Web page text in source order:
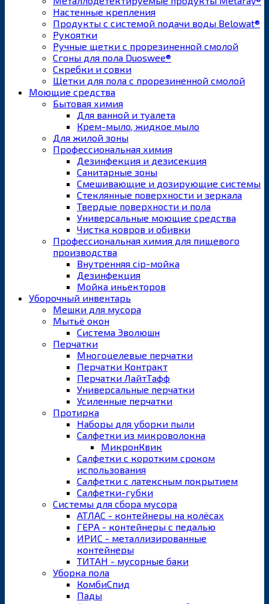
Настенные крепления
Продукты с системой подачи воды Belowat®
Рукоятки
Ручные щетки с прорезиненной смолой
Сгоны для пола Duoswee®
Скребки и совки
Щетки для пола с прорезиненной смолой
Моющие средства
Бытовая химия
Для ванной и туалета
Крем-мыло, жидкое мыло
Для жилой зоны
Профессиональная химия
Дезинфекция и дезисекция
Санитарные зоны
Смешивающие и дозирующие системы
Стеклянные поверхности и зеркала
Твердые поверхности и пола
Универсальные моющие средства
Чистка ковров и обивки
Профессиональная химия для пищевого
производства
Внутренняя cip-мойка
Дезинфекция
Мойка иньекторов
Уборочный инвентарь
Мешки для мусора
Мытьё окон
Система Эволюшн
Перчатки
Многоцелевые перчатки
Перчатки Контракт
Перчатки ЛайтТафф
Универсальные перчатки
Усиленные перчатки
Протирка
Наборы для уборки пыли
Салфетки из микроволокна
МикронКвик
Салфетки с коротким сроком
использования
Салфетки с латексным покрытием
Салфетки-губки
Системы для сбора мусора
АТЛАС - контейнеры на колёсах
ГЕРА - контейнеры с педалью
ИРИС - металлизированные
контейнеры
ТИТАН - мусорные баки
Уборка пола
КомбиСпид
Пады